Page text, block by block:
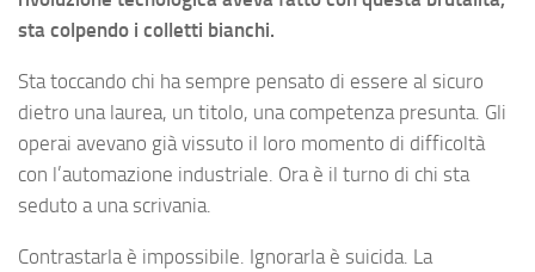
sta colpendo i colletti bianchi.
Sta toccando chi ha sempre pensato di essere al sicuro
dietro una laurea, un titolo, una competenza presunta. Gli
operai avevano già vissuto il loro momento di difficoltà
con l’automazione industriale. Ora è il turno di chi sta
seduto a una scrivania.
Contrastarla è impossibile. Ignorarla è suicida. La